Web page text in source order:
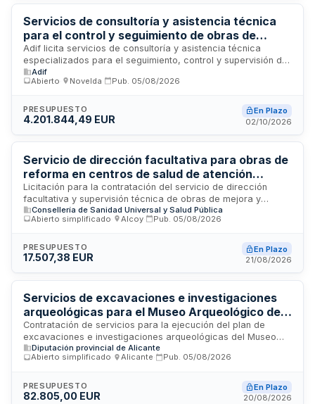
coordinación necesarios para la ejecución de
infraestructuras de iluminación pública municipal.
Servicios de consultoría y asistencia técnica
para el control y seguimiento de obras de
instalaciones de seguridad y comunicaciones
ferroviarias en el tramo La Encina-Alicante
Adif licita servicios de consultoría y asistencia técnica
especializados para el seguimiento, control y supervisión de
las obras del proyecto constructivo de instalaciones de
seguridad y comunicaciones en la provincia de Alicante. El
obra en control cualitativo, seguimiento económico y
verificación del cumplimiento de condiciones de calidad,
vigente, planes de gestión aprobados y documentación
técnica del proyecto.
Adif
Abierto
Novelda Pub. 05/08/2026
PRESUPUESTO
4.201.844,49 EUR
En Plazo
02/10/2026
Servicio de dirección facultativa para obras de
reforma en centros de salud de atención
primaria del Departamento de Salud de Alcoy
Licitación para la contratación del servicio de dirección
facultativa y supervisión técnica de obras de mejora y
reforma en diversos centros sanitarios de atención primaria
gestionados por el Departamento de Salud de Alcoy. El
ejecución de las obras, garantizando el cumplimiento de
normativa técnica, presupuestos y plazos. Esta prestación es
viabilidad técnica y la seguridad en las instalaciones
sanitarias de la provincia de Alicante.
Consellería de Sanidad Universal y Salud Pública
Abierto simplificado
Alcoy Pub. 05/08/2026
PRESUPUESTO
17.507,38 EUR
En Plazo
21/08/2026
Servicios de excavaciones e investigaciones
arqueológicas para el Museo Arqueológico de
Alicante en el yacimiento Pobla de Ifach de
Calp
Contratación de servicios para la ejecución del plan de
excavaciones e investigaciones arqueológicas del Museo
Arqueológico de Alicante durante la anualidad 2026. El lote 1
abarca los servicios auxiliares de arqueología en campo en
trabajos de excavación, investigación y documentación
arqueológica. Los servicios se desarrollarán conforme a los
Diputación provincial de Alicante
Abierto simplificado
Alicante Pub. 05/08/2026
PRESUPUESTO
82.805,00 EUR
En Plazo
20/08/2026